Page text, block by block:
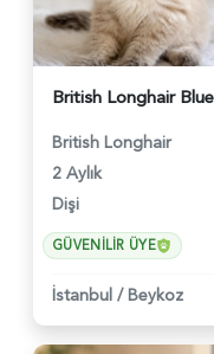
British Longhair
2 Aylık
Dişi
GÜVENILIR ÜYE
İstanbul / Beykoz